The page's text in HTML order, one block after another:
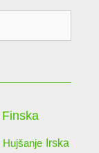
Finska
Hujšanje Irska